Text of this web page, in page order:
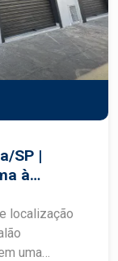
-
ArcelorMittal
espaço,
do
SP |
à
localização
uma